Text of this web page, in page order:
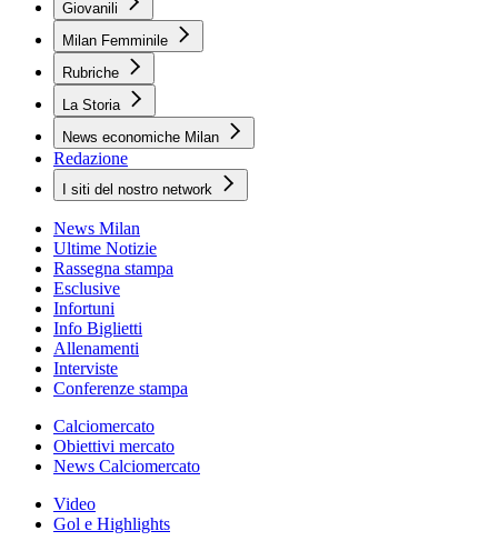
Giovanili
Milan Femminile
Rubriche
La Storia
News economiche Milan
Redazione
I siti del nostro network
News Milan
Ultime Notizie
Rassegna stampa
Esclusive
Infortuni
Info Biglietti
Allenamenti
Interviste
Conferenze stampa
Calciomercato
Obiettivi mercato
News Calciomercato
Video
Gol e Highlights